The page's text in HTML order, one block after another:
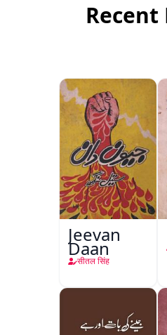
Recent
Jeevan
Daan
सीतल सिंह